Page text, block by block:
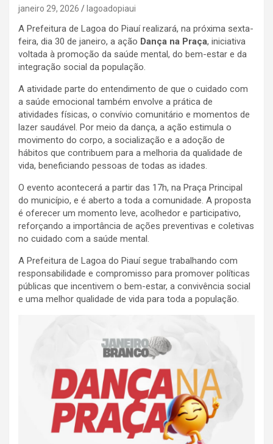
janeiro 29, 2026 lagoadopiaui
A Prefeitura de Lagoa do Piauí realizará, na próxima sexta-
feira, dia 30 de janeiro, a ação Dança na Praça, iniciativa
voltada à promoção da saúde mental, do bem-estar e da
integração social da população.
A atividade parte do entendimento de que o cuidado com
a saúde emocional também envolve a prática de
atividades físicas, o convívio comunitário e momentos de
lazer saudável. Por meio da dança, a ação estimula o
movimento do corpo, a socialização e a adoção de
hábitos que contribuem para a melhoria da qualidade de
vida, beneficiando pessoas de todas as idades.
O evento acontecerá a partir das 17h, na Praça Principal
do município, e é aberto a toda a comunidade. A proposta
é oferecer um momento leve, acolhedor e participativo,
reforçando a importância de ações preventivas e coletivas
no cuidado com a saúde mental.
A Prefeitura de Lagoa do Piauí segue trabalhando com
responsabilidade e compromisso para promover políticas
públicas que incentivem o bem-estar, a convivência social
e uma melhor qualidade de vida para toda a população.